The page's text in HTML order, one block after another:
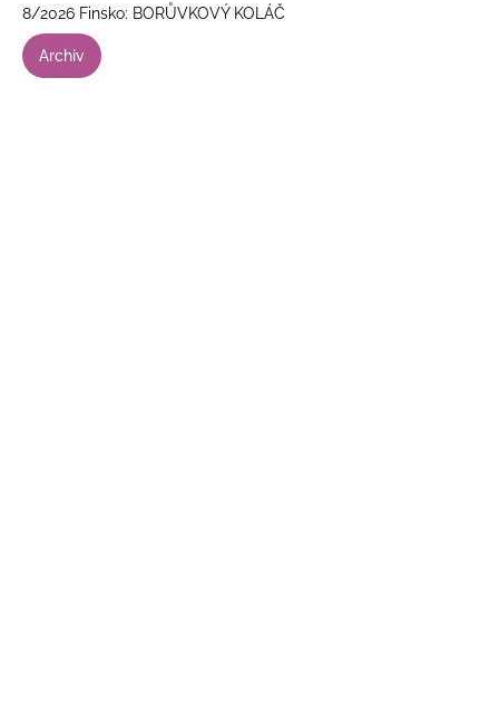
8/2026 Finsko: BORŮVKOVÝ KOLÁČ
Archiv